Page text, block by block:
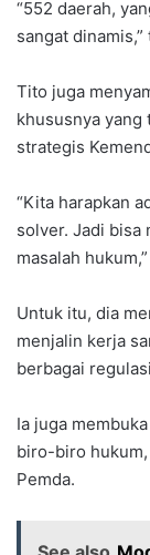
“552 daerah,
sangat dinamis,”
Tito juga
khususnya yang
strategis
“Kita harapkan
solver. Jadi bisa
masalah
Untuk itu, dia
menjalin kerja
berbagai
Ia juga
biro-biro
Pemda.